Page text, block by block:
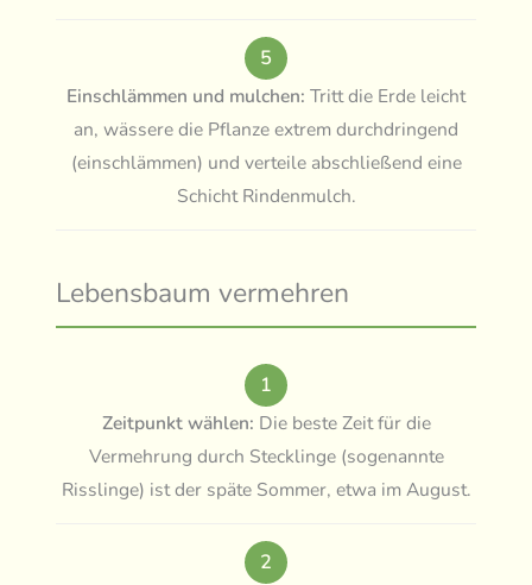
5
Einschlämmen und mulchen: Tritt die Erde leicht
an, wässere die Pflanze extrem durchdringend
(einschlämmen) und verteile abschließend eine
Schicht Rindenmulch.
Lebensbaum vermehren
1
Zeitpunkt wählen: Die beste Zeit für die
Vermehrung durch Stecklinge (sogenannte
Risslinge) ist der späte Sommer, etwa im August.
2